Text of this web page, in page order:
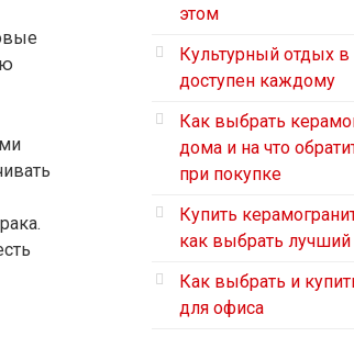
этом
Культурный отдых
доступен каждому
Как выбрать
дома и на что
при покупке
Купить
как выбрать лучший
Как выбрать и
для офиса